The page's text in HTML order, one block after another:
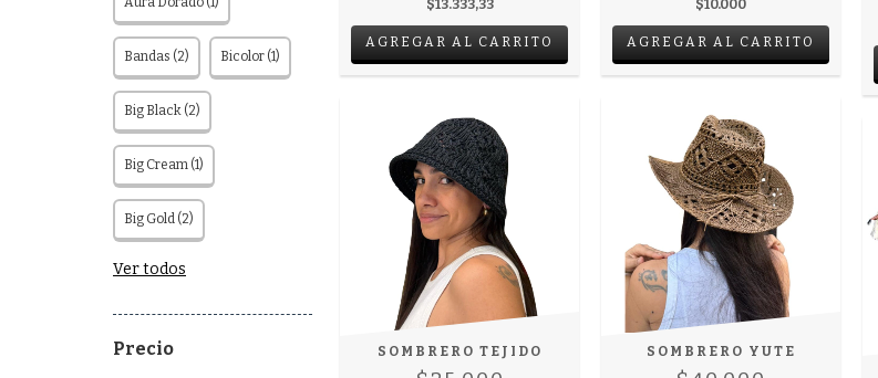
Bandas (2) Bicolor (1)
Big Black (2)
Big Cream (1)
Big Gold (2)
Ver todos
Precio
$13.333,33
AGREGAR AL CARRITO
$10.000
AGREGAR AL CARRITO
SOMBRERO TEJIDO SOMBRERO YUTE